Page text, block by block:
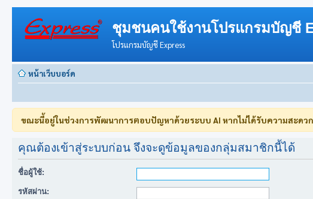
ชุมชนคนใช้งานโปรแกรมบัญชี
โปรแกรมบัญชี Express
หน้าเว็บบอร์ด
ขณะนี้อยู่ในช่วงการพัฒนาการตอบปัญหาด้วยระบบ AI หากไม่ได้รับความสะดว
คุณต้องเข้าสู่ระบบก่อน จึงจะดูข้อมูลของกลุ่มสมาชิกนี้ได้
ชื่อผู้ใช้:
รหัสผ่าน: